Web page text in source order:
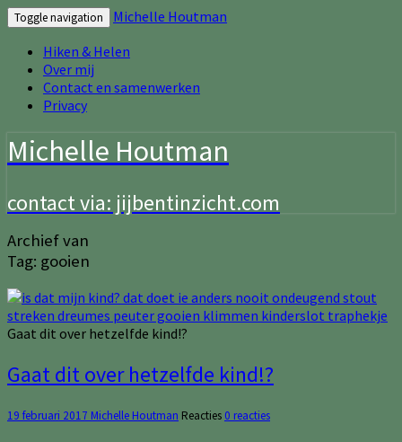
Toggle navigation
Michelle Houtman
Hiken & Helen
Over mij
Contact en samenwerken
Privacy
Michelle Houtman
contact via: jijbentinzicht.com
Archief van
Tag: gooien
Gaat dit over hetzelfde kind!?
Gaat dit over hetzelfde kind!?
19 februari 2017 Michelle Houtman Reacties 0 reacties